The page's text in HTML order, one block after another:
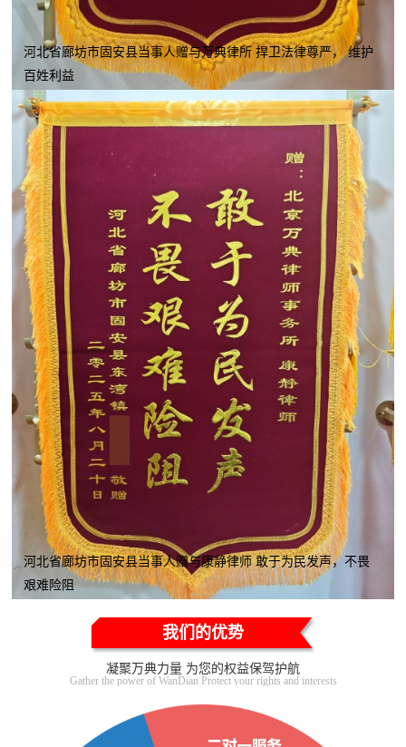
河北省廊坊市固安县当事人赠与万典律所 捍卫法律尊严， 维护
百姓利益
河北省廊坊市固安县当事人赠与康静律师 敢于为民发声，不畏
艰难险阻
我们的优势
凝聚万典力量 为您的权益保驾护航
Gather the power of WanDian Protect your rights and interests